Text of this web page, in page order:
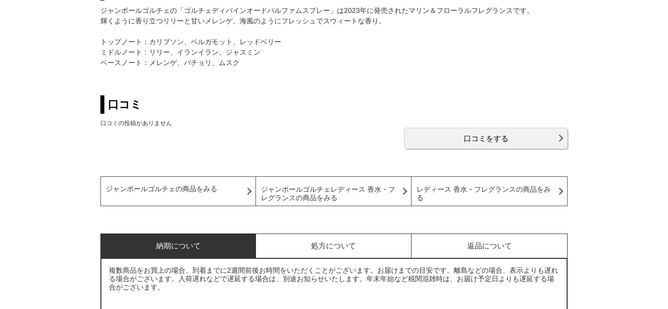
ジャンポールゴルチェの「ゴルチェディバインオードパルファムスプレー」は2023年に発売されたマリン＆フローラルフレグランスです。
輝くように香り立つリリーと甘いメレンゲ、海風のようにフレッシュでスウィートな香り。
トップノート：カリプソン、ベルガモット、レッドベリー
ミドルノート：リリー、イランイラン、ジャスミン
ベースノート：メレンゲ、パチョリ、ムスク
口コミ
口コミの投稿がありません
口コミをする
ジャンポールゴルチェの商品をみる
ジャンポールゴルチェレディース 香水・フ
レグランスの商品をみる
レディース 香水・フレグランスの商品をみ
る
納期について 処方について 返品について
複数商品をお買上の場合、到着までに2週間前後お時間をいただくことがございます。お届けまでの目安です。離島などの場合、表示よりも遅れ
る場合がございます。入荷遅れなどで遅延する場合は、別途お知らせいたします。年末年始など税関混雑時は、お届け予定日よりも遅延する場
合がございます。